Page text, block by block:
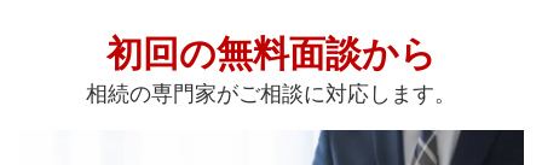
初回の無料面談から
相続の専門家がご相談に対応します。